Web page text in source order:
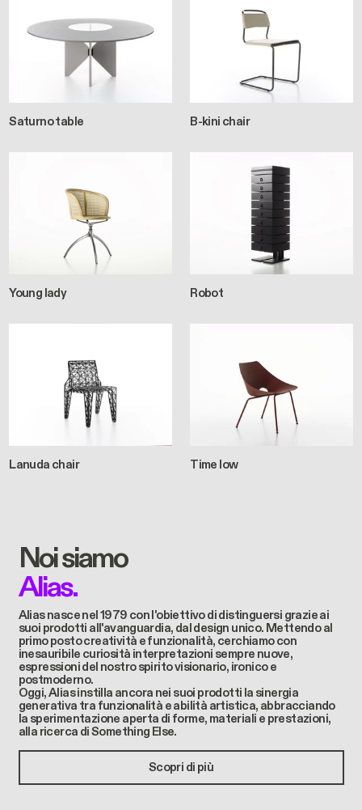
Saturno table B-kini chair
Young lady Robot
Lanuda chair Time low
Noi siamo
Alias.
Alias ​​nasce nel 1979 con l'obiettivo di distinguersi grazie ai
suoi prodotti all'avanguardia, dal design unico. Mettendo al
primo posto creatività e funzionalità, cerchiamo con
inesauribile curiosità interpretazioni sempre nuove,
espressioni del nostro spirito visionario, ironico e
postmoderno.
Oggi, Alias instilla ancora nei suoi prodotti la sinergia
generativa tra funzionalità e abilità artistica, abbracciando
la sperimentazione aperta di forme, materiali e prestazioni,
alla ricerca di Something Else.
Scopri di più